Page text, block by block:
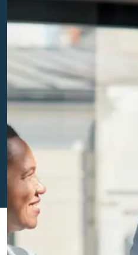
de zomer!
Geplaatst op: 23 juli 2020
Bedrijfsadvies